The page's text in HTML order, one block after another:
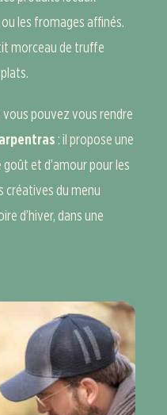
les fromages affinés.
morceau de truffe
pouvez vous rendre
: il propose une
et d’amour pour les
créatives du menu
d’hiver, dans une
# #